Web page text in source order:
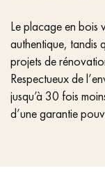
Le placage en bois
authentique, tandis
projets de
Respectueux de
jusqu’à 30 fois
d’une garantie